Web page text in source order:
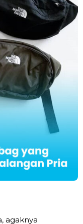
agaknya